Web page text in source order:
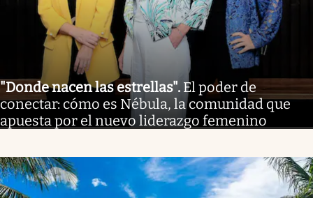
"Donde nacen las estrellas". El poder de
conectar: cómo es Nébula, la comunidad que
apuesta por el nuevo liderazgo femenino